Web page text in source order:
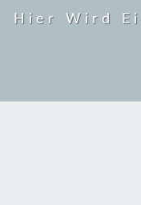
Hier Wird